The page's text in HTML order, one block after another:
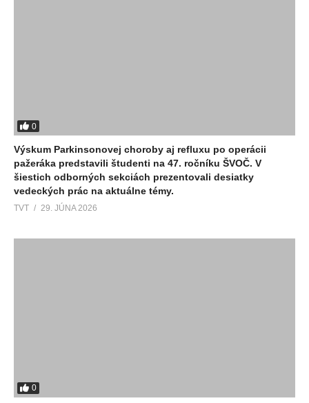
0
Výskum Parkinsonovej choroby aj refluxu po operácii
pažeráka predstavili študenti na 47. ročníku ŠVOČ. V
šiestich odborných sekciách prezentovali desiatky
vedeckých prác na aktuálne témy.
TVT 29. JÚNA 2026
0